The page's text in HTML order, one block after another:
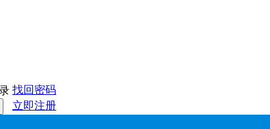
找回密码
立即注册